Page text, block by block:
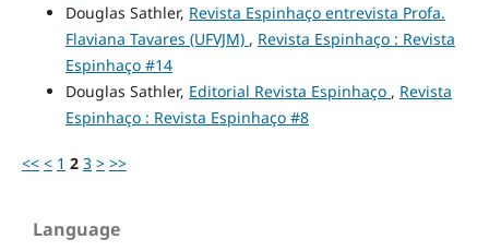
Douglas Sathler, Revista Espinhaço entrevista Profa.
Flaviana Tavares (UFVJM) , Revista Espinhaço : Revista
Espinhaço #14
Douglas Sathler, Editorial Revista Espinhaço , Revista
Espinhaço : Revista Espinhaço #8
<< < 1 2 3 > >>
Language